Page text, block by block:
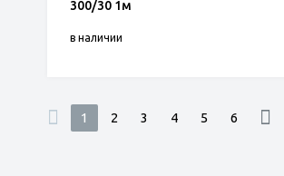
300/30 1м
в наличии
1 2 3 4 5 6